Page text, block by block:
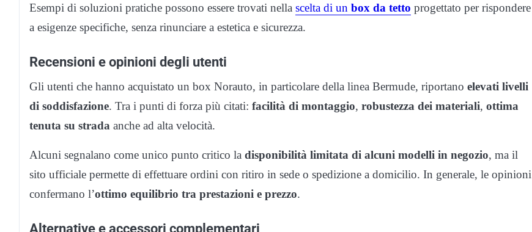
Esempi di soluzioni pratiche possono essere trovati nella scelta di un box da tetto progettato per rispondere
a esigenze specifiche, senza rinunciare a estetica e sicurezza.
Recensioni e opinioni degli utenti
Gli utenti che hanno acquistato un box Norauto, in particolare della linea Bermude, riportano elevati livelli
di soddisfazione. Tra i punti di forza più citati: facilità di montaggio, robustezza dei materiali, ottima
tenuta su strada anche ad alta velocità.
Alcuni segnalano come unico punto critico la disponibilità limitata di alcuni modelli in negozio, ma il
sito ufficiale permette di effettuare ordini con ritiro in sede o spedizione a domicilio. In generale, le opinioni
confermano l’ottimo equilibrio tra prestazioni e prezzo.
Alternative e accessori complementari